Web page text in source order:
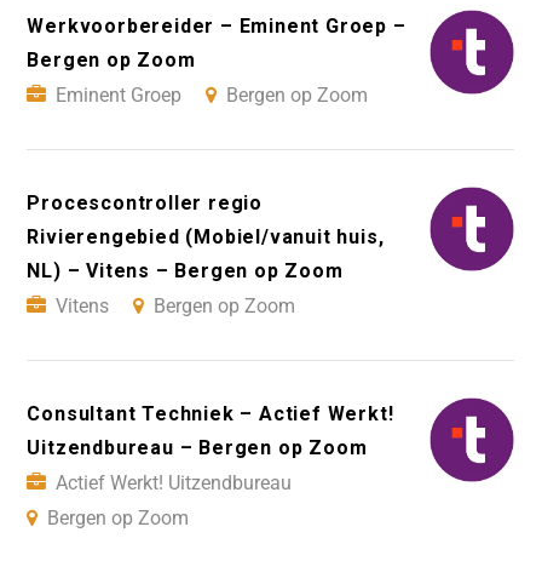
Werkvoorbereider – Eminent Groep –
Bergen op Zoom
Eminent Groep
Bergen op Zoom
Procescontroller regio
Rivierengebied (Mobiel/vanuit huis,
NL) – Vitens – Bergen op Zoom
Vitens
Bergen op Zoom
Consultant Techniek – Actief Werkt!
Uitzendbureau – Bergen op Zoom
Actief Werkt! Uitzendbureau
Bergen op Zoom